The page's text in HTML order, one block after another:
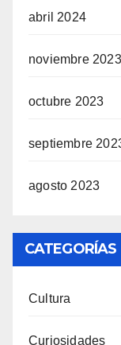
abril 2024
noviembre 2023
octubre 2023
septiembre
agosto 2023
CATEGORÍAS
Cultura
Curiosidades